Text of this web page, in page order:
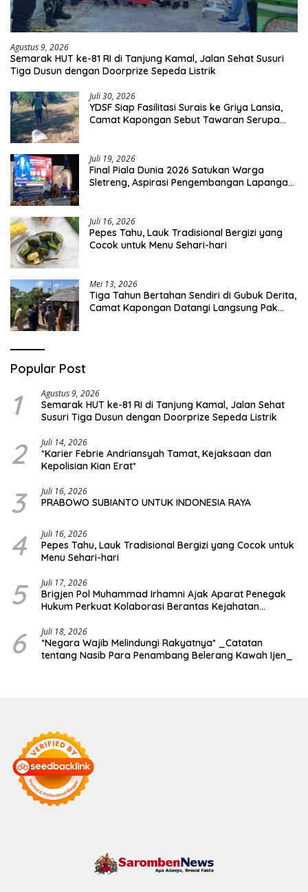
Agustus 9, 2026
Semarak HUT ke-81 RI di Tanjung Kamal, Jalan Sehat Susuri
Tiga Dusun dengan Doorprize Sepeda Listrik
Juli 30, 2026
YDSF Siap Fasilitasi Surais ke Griya Lansia,
Camat Kapongan Sebut Tawaran Serupa
Juli 19, 2026
Final Piala Dunia 2026 Satukan Warga
Sletreng, Aspirasi Pengembangan Lapangan
Juli 16, 2026
Pepes Tahu, Lauk Tradisional Bergizi yang
Cocok untuk Menu Sehari-hari
Mei 13, 2026
Tiga Tahun Bertahan Sendiri di Gubuk Derita,
Camat Kapongan Datangi Langsung Pak
Popular Post
1 Agustus 9, 2026
Semarak HUT ke-81 RI di Tanjung Kamal, Jalan Sehat
Susuri Tiga Dusun dengan Doorprize Sepeda Listrik
2 Juli 14, 2026
*Karier Febrie Andriansyah Tamat, Kejaksaan dan
Kepolisian Kian Erat*
3 Juli 16, 2026
PRABOWO SUBIANTO UNTUK INDONESIA RAYA
4 Juli 16, 2026
Pepes Tahu, Lauk Tradisional Bergizi yang Cocok untuk
Menu Sehari-hari
5 Juli 17, 2026
Brigjen Pol Muhammad Irhamni Ajak Aparat Penegak
Hukum Perkuat Kolaborasi Berantas Kejahatan
6 Juli 18, 2026
*Negara Wajib Melindungi Rakyatnya* _Catatan
tentang Nasib Para Penambang Belerang Kawah Ijen_